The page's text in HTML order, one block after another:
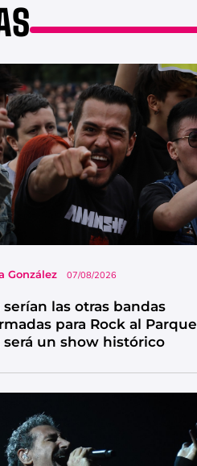
González 07/08/2026
serían las otras bandas
para Rock al Parque
será un show histórico